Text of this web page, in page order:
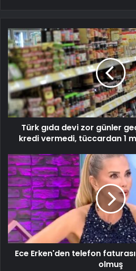
Türk gıda devi zor günler
kredi vermedi, tüccardan 1
Ece Erken'den telefon
olmuş